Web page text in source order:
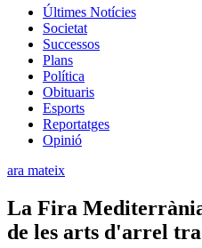
Últimes Notícies
Societat
Successos
Plans
Política
Obituaris
Esports
Reportatges
Opinió
ara mateix
La Fira
de les arts d'arrel